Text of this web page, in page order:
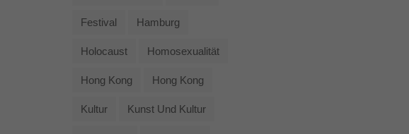
Festival Hamburg
Holocaust Homosexualität
Hong Kong Hong Kong
Kultur Kunst Und Kultur